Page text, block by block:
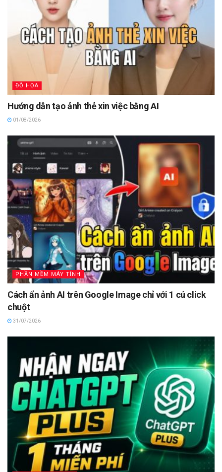
ĐỒ HỌA
Hướng dẫn tạo ảnh thẻ xin việc bằng AI
01/08/2026
PHẦN MỀM MÁY TÍNH
Cách ẩn ảnh AI trên Google Image chỉ với 1 cú click
chuột
31/07/2026